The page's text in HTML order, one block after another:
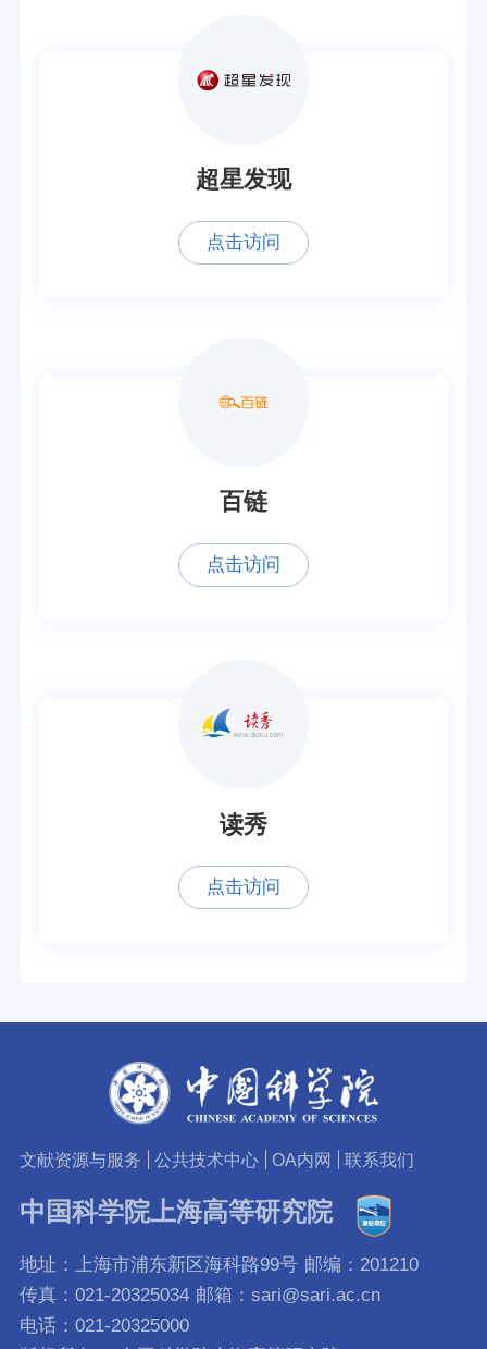
超星发现
点击访问
百链
点击访问
读秀
点击访问
文献资源与服务 公共技术中心 OA内网 联系我们
中国科学院上海高等研究院
地址：上海市浦东新区海科路99号 邮编：201210
传真：021-20325034 邮箱：sari@sari.ac.cn
电话：021-20325000